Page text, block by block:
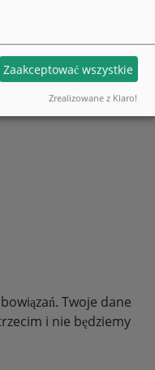
Twoje dane
i nie będziemy
Zaakceptować wszystkie
Zrealizowane z Klaro!